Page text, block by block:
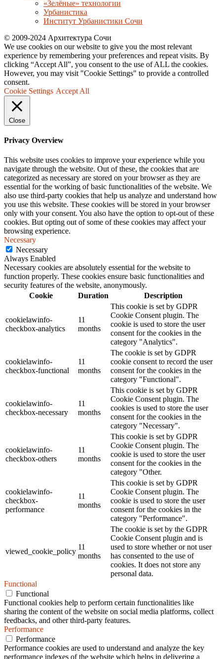
«Зелёные» технологии
Урбанистика
Институт Урбанистики Сочи
© 2009-2024 Архитектура Сочи
We use cookies on our website to give you the most relevant
experience by remembering your preferences and repeat visits. By
clicking “Accept All”, you consent to the use of ALL the cookies.
However, you may visit "Cookie Settings" to provide a controlled
consent.
Cookie Settings Accept All
Close
Privacy Overview
This website uses cookies to improve your experience while you
navigate through the website. Out of these, the cookies that are
categorized as necessary are stored on your browser as they are
essential for the working of basic functionalities of the website. We
also use third-party cookies that help us analyze and understand how
you use this website. These cookies will be stored in your browser
only with your consent. You also have the option to opt-out of these
cookies. But opting out of some of these cookies may affect your
browsing experience.
Necessary
Necessary
Always Enabled
Necessary cookies are absolutely essential for the website to
function properly. These cookies ensure basic functionalities and
security features of the website, anonymously.
Cookie
Duration Description
cookielawinfo-
checkbox-analytics
11
months
This cookie is set by GDPR
Cookie Consent plugin. The
cookie is used to store the user
consent for the cookies in the
category "Analytics".
cookielawinfo-
checkbox-functional
11
months
The cookie is set by GDPR
cookie consent to record the user
consent for the cookies in the
category "Functional".
cookielawinfo-
checkbox-necessary
11
months
This cookie is set by GDPR
Cookie Consent plugin. The
cookies is used to store the user
consent for the cookies in the
category "Necessary".
cookielawinfo-
checkbox-others
11
months
This cookie is set by GDPR
Cookie Consent plugin. The
cookie is used to store the user
consent for the cookies in the
category "Other.
cookielawinfo-
checkbox-
performance
11
months
This cookie is set by GDPR
Cookie Consent plugin. The
cookie is used to store the user
consent for the cookies in the
category "Performance".
viewed_cookie_policy
11
months
The cookie is set by the GDPR
Cookie Consent plugin and is
used to store whether or not user
has consented to the use of
cookies. It does not store any
personal data.
Functional
Functional
Functional cookies help to perform certain functionalities like
sharing the content of the website on social media platforms, collect
feedbacks, and other third-party features.
Performance
Performance
Performance cookies are used to understand and analyze the key
performance indexes of the website which helps in delivering a